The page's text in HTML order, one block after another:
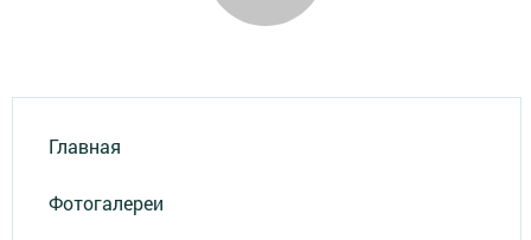
Главная
Фотогалереи